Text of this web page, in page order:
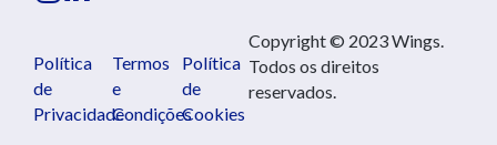
Política
de
Privacidade
Termos
e
Condições
Política
de
Cookies
Copyright © 2023 Wings.
Todos os direitos
reservados.